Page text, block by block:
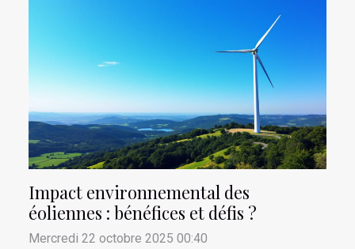
Impact environnemental des
éoliennes : bénéfices et défis ?
Mercredi 22 octobre 2025 00:40